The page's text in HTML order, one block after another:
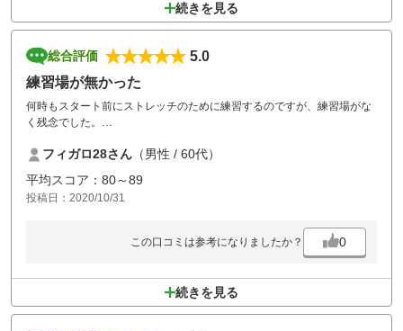
続きを見る
総合評価
5.0
練習場が無かった
何時もスタート前にストレッチのために練習するのですが、練習場がな
く残念でした。
変良く、楽しめました。
フィガロ28さん （男性 / 60代）
平均スコア：80～89
投稿日：2020/10/31
この口コミは参考になりましたか？ 0
続きを見る